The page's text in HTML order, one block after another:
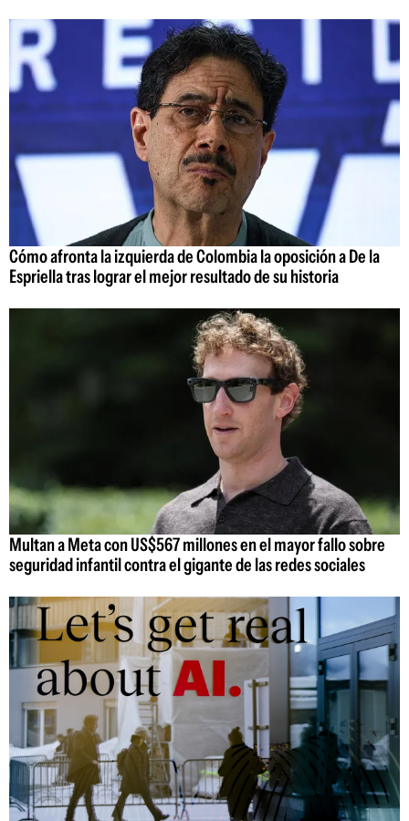
Cómo afronta la izquierda de Colombia la oposición a De la
Espriella tras lograr el mejor resultado de su historia
Multan a Meta con US$567 millones en el mayor fallo sobre
seguridad infantil contra el gigante de las redes sociales